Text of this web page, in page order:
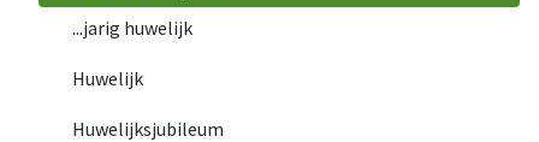
...jarig huwelijk
Huwelijk
Huwelijksjubileum